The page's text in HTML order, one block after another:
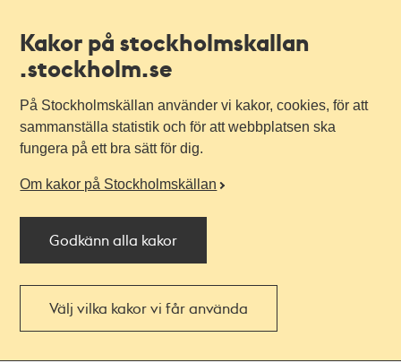
Kakor på stockholmskallan
.stockholm.se
På Stockholmskällan använder vi kakor, cookies, för att
sammanställa statistik och för att webbplatsen ska
fungera på ett bra sätt för dig.
Om kakor på Stockholmskällan
Godkänn alla kakor
Välj vilka kakor vi får använda